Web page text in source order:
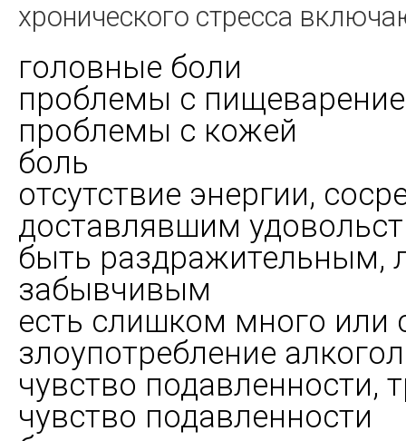
хронического стресса
головные боли
проблемы с
проблемы с кожей
боль
отсутствие энергии,
доставлявшим
быть раздражительным,
забывчивым
есть слишком много
злоупотребление
чувство подавленности,
чувство подавленности